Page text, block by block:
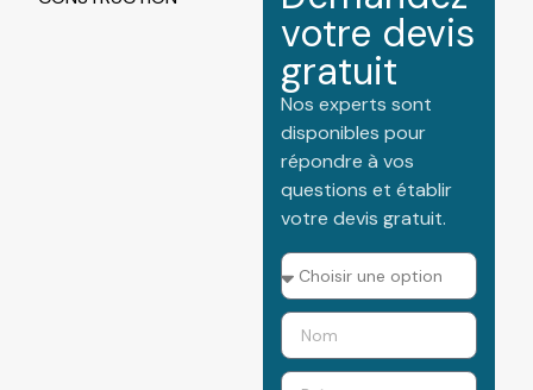
votre devis
gratuit
Nos experts sont
disponibles pour
répondre à vos
questions et établir
votre devis gratuit.